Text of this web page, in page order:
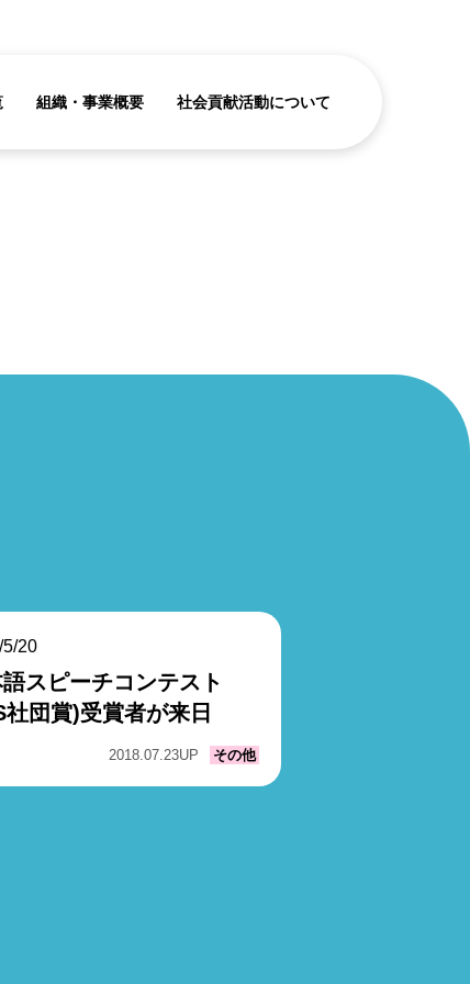
組織・事業概要 社会貢献活動について
5/20
語スピーチコンテスト
社団賞)受賞者が来日
2018.07.23UP その他